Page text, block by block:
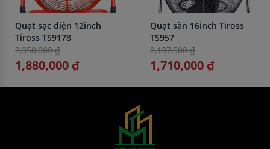
Quạt sạc điện 12inch
Tiross TS9178
2,350,000 ₫
1,880,000 ₫
Quạt sàn 16inch Tiross
TS957
2,137,500 ₫
1,710,000 ₫